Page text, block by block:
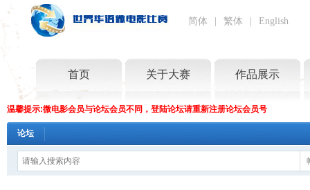
简体 繁体 English
首页 关于大赛 作品展示
温馨提示:微电影会员与论坛会员不同，登陆论坛请重新注册论坛会员号
论坛